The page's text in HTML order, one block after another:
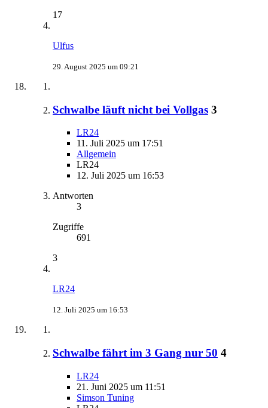
17
Ulfus
29. August 2025 um 09:21
Schwalbe läuft nicht bei Vollgas 3
LR24
11. Juli 2025 um 17:51
Allgemein
LR24
12. Juli 2025 um 16:53
Antworten
3
Zugriffe
691
3
LR24
12. Juli 2025 um 16:53
Schwalbe fährt im 3 Gang nur 50 4
LR24
21. Juni 2025 um 11:51
Simson Tuning